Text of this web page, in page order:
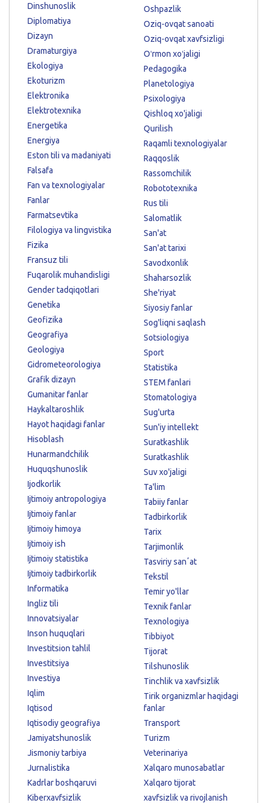
Dinshunoslik
Diplomatiya
Dizayn
Dramaturgiya
Ekologiya
Ekoturizm
Elektronika
Elektrotexnika
Energetika
Energiya
Eston tili va madaniyati
Falsafa
Fan va texnologiyalar
Fanlar
Farmatsevtika
Filologiya va lingvistika
Fizika
Fransuz tili
Fuqarolik muhandisligi
Gender tadqiqotlari
Genetika
Geofizika
Geografiya
Geologiya
Gidrometeorologiya
Grafik dizayn
Gumanitar fanlar
Haykaltaroshlik
Hayot haqidagi fanlar
Hisoblash
Hunarmandchilik
Huquqshunoslik
Ijodkorlik
Ijtimoiy antropologiya
Ijtimoiy fanlar
Ijtimoiy himoya
Ijtimoiy ish
Ijtimoiy statistika
Ijtimoiy tadbirkorlik
Informatika
Ingliz tili
Innovatsiyalar
Inson huquqlari
Investitsion tahlil
Investitsiya
Investiya
Iqlim
Iqtisod
Iqtisodiy geografiya
Jamiyatshunoslik
Jismoniy tarbiya
Jurnalistika
Kadrlar boshqaruvi
Kiberxavfsizlik
Oshpazlik
Oziq-ovqat sanoati
Oziq-ovqat xavfsizligi
Oʻrmon xoʻjaligi
Pedagogika
Planetologiya
Psixologiya
Qishloq xo'jaligi
Qurilish
Raqamli texnologiyalar
Raqqoslik
Rassomchilik
Robototexnika
Rus tili
Salomatlik
San'at
San'at tarixi
Savodxonlik
Shaharsozlik
She'riyat
Siyosiy fanlar
Sog'liqni saqlash
Sotsiologiya
Sport
Statistika
STEM fanlari
Stomatologiya
Sug'urta
Sun'iy intellekt
Suratkashlik
Suratkashlik
Suv xo'jaligi
Ta'lim
Tabiiy fanlar
Tadbirkorlik
Tarix
Tarjimonlik
Tasviriy sanʼat
Tekstil
Temir yo'llar
Texnik fanlar
Texnologiya
Tibbiyot
Tijorat
Tilshunoslik
Tinchlik va xavfsizlik
Tirik organizmlar haqidagi
fanlar
Transport
Turizm
Veterinariya
Xalqaro munosabatlar
Xalqaro tijorat
xavfsizlik va rivojlanish